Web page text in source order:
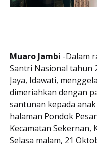
Muaro Jambi -Dalam
Santri Nasional tahun
Jaya, Idawati,
dimeriahkan dengan
santunan kepada
halaman Pondok
Kecamatan Sekernan,
Selasa malam, 21